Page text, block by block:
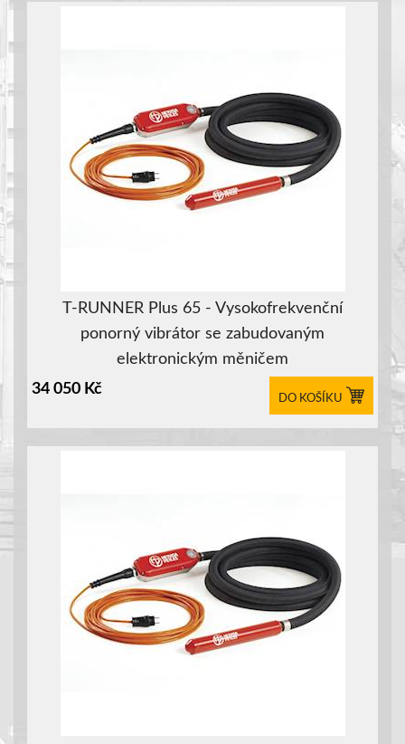
T-RUNNER Plus 65 - Vysokofrekvenční
ponorný vibrátor se zabudovaným
elektronickým měničem
34 050 Kč
DO KOŠÍKU